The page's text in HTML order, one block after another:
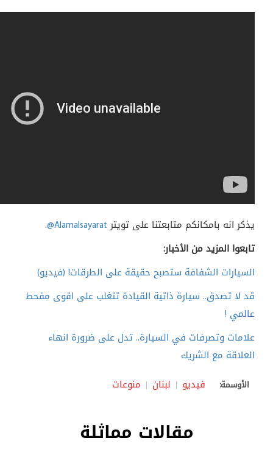
يذكر انه بامكانكم متابعتنا على تويتر@Alamalsayarat
.
تابعوا المزيد من الأخبار:
السيارات الشفافة ستصبح حقيقة على الطرقات! (فيديو)
قد لا تصدق.. سيارة ذاتية القيادة تتغلب على اقوى مفحط
عالمي !
علامات وتصرفات في السيارة.. تدل على ضرورة انهاء
العلاقة مع الشريك
الأوسمة: فيديو لبنان منوعات
مقالات مماثلة